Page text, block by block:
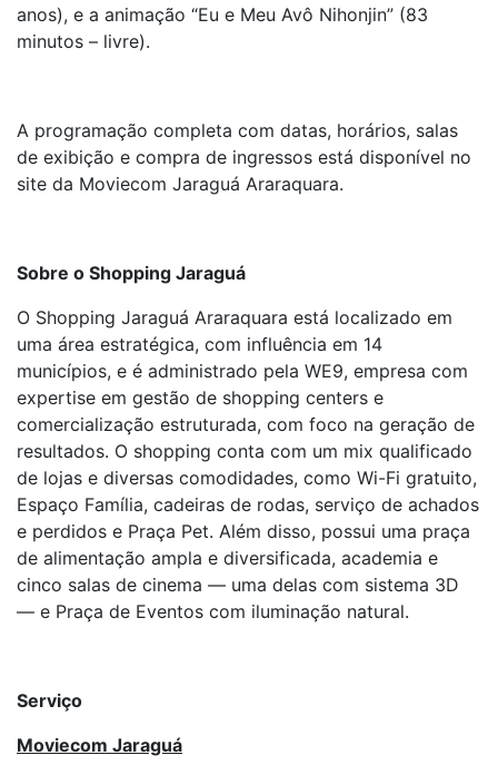
anos), e a animação “Eu e Meu Avô Nihonjin” (83
minutos – livre).
A programação completa com datas, horários, salas
de exibição e compra de ingressos está disponível no
site da Moviecom Jaraguá Araraquara.
Sobre o Shopping Jaraguá
O Shopping Jaraguá Araraquara está localizado em
uma área estratégica, com influência em 14
municípios, e é administrado pela WE9, empresa com
expertise em gestão de shopping centers e
comercialização estruturada, com foco na geração de
resultados. O shopping conta com um mix qualificado
de lojas e diversas comodidades, como Wi-Fi gratuito,
Espaço Família, cadeiras de rodas, serviço de achados
e perdidos e Praça Pet. Além disso, possui uma praça
de alimentação ampla e diversificada, academia e
cinco salas de cinema — uma delas com sistema 3D
— e Praça de Eventos com iluminação natural.
Serviço
Moviecom Jaraguá